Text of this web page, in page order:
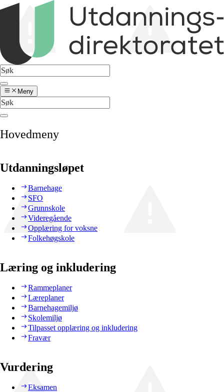
Meny
Hovedmeny
Utdanningsløpet
Barnehage
SFO
Grunnskole
Videregående
Opplæring for voksne
Folkehøgskole
Læring og inkludering
Rammeplaner
Læreplaner
Barnehagemiljø
Skolemiljø
Tilpasset opplæring og inkludering
Fravær
Vurdering
Eksamen